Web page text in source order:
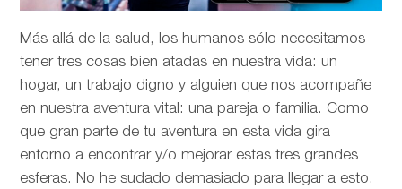
Más allá de la salud, los humanos sólo necesitamos
tener tres cosas bien atadas en nuestra vida: un
hogar, un trabajo digno y alguien que nos acompañe
en nuestra aventura vital: una pareja o familia. Como
que gran parte de tu aventura en esta vida gira
entorno a encontrar y/o mejorar estas tres grandes
esferas. No he sudado demasiado para llegar a esto.